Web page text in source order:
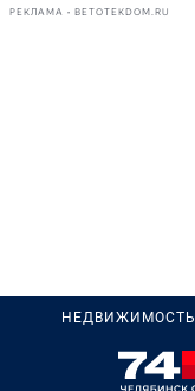
РЕКЛАМА • BETOTEKDOM.RU
НЕДВИЖИМОСТЬ